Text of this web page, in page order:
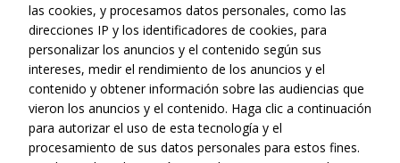
Web realizada con el patrocinio del Centro Español de Derechos
Reprográficos
las cookies, y procesamos datos personales, como las
direcciones IP y los identificadores de cookies, para
personalizar los anuncios y el contenido según sus
intereses, medir el rendimiento de los anuncios y el
contenido y obtener información sobre las audiencias que
vieron los anuncios y el contenido. Haga clic a continuación
para autorizar el uso de esta tecnología y el
procesamiento de sus datos personales para estos fines.
Necesarias
Estas
cookies no
son
opcionales.
Son
necesarias